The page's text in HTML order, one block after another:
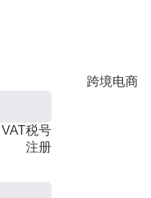
跨境电商
VAT税号
注册